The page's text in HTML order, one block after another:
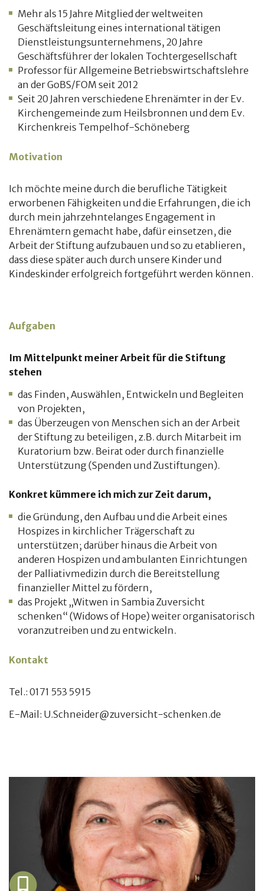
Mehr als 15 Jahre Mitglied der weltweiten
Geschäftsleitung eines international tätigen
Dienstleistungsunternehmens, 20 Jahre
Geschäftsführer der lokalen Tochtergesellschaft
Professor für Allgemeine Betriebswirtschaftslehre
an der GoBS/FOM seit 2012
Seit 20 Jahren verschiedene Ehrenämter in der Ev.
Kirchengemeinde zum Heilsbronnen und dem Ev.
Kirchenkreis Tempelhof-Schöneberg
Ich möchte meine durch die berufliche Tätigkeit
erworbenen Fähigkeiten und die Erfahrungen, die ich
durch mein jahrzehntelanges Engagement in
Ehrenämtern gemacht habe, dafür einsetzen, die
Arbeit der Stiftung aufzubauen und so zu etablieren,
dass diese später auch durch unsere Kinder und
Kindeskinder erfolgreich fortgeführt werden können.
Motivation
Im Mittelpunkt meiner Arbeit für die Stiftung
stehen
das Finden, Auswählen, Entwickeln und Begleiten
von Projekten,
das Überzeugen von Menschen sich an der Arbeit
der Stiftung zu beteiligen, z.B. durch Mitarbeit im
Kuratorium bzw. Beirat oder durch finanzielle
Unterstützung (Spenden und Zustiftungen).
Konkret kümmere ich mich zur Zeit darum,
die Gründung, den Aufbau und die Arbeit eines
Hospizes in kirchlicher Trägerschaft zu
unterstützen; darüber hinaus die Arbeit von
anderen Hospizen und ambulanten Einrichtungen
der Palliativmedizin durch die Bereitstellung
finanzieller Mittel zu fördern,
das Projekt „Witwen in Sambia Zuversicht
schenken“ (Widows of Hope) weiter organisatorisch
voranzutreiben und zu entwickeln.
Aufgaben
Tel.: 0171 553 5915
E-Mail: U.Schneider@zuversicht-schenken.de
Kontakt